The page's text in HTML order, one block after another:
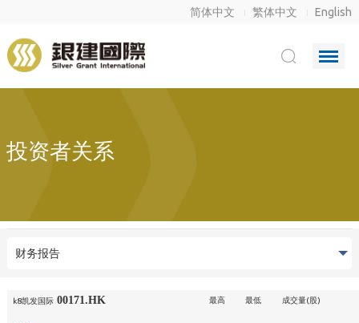
简体中文 繁体中文 English
投资者关系
财务报告
k8凯发国际 00171.HK 最高 最低 成交量(股)